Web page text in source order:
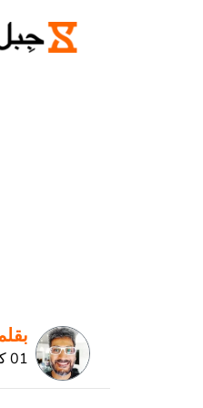
01 كانون الثاني 2026